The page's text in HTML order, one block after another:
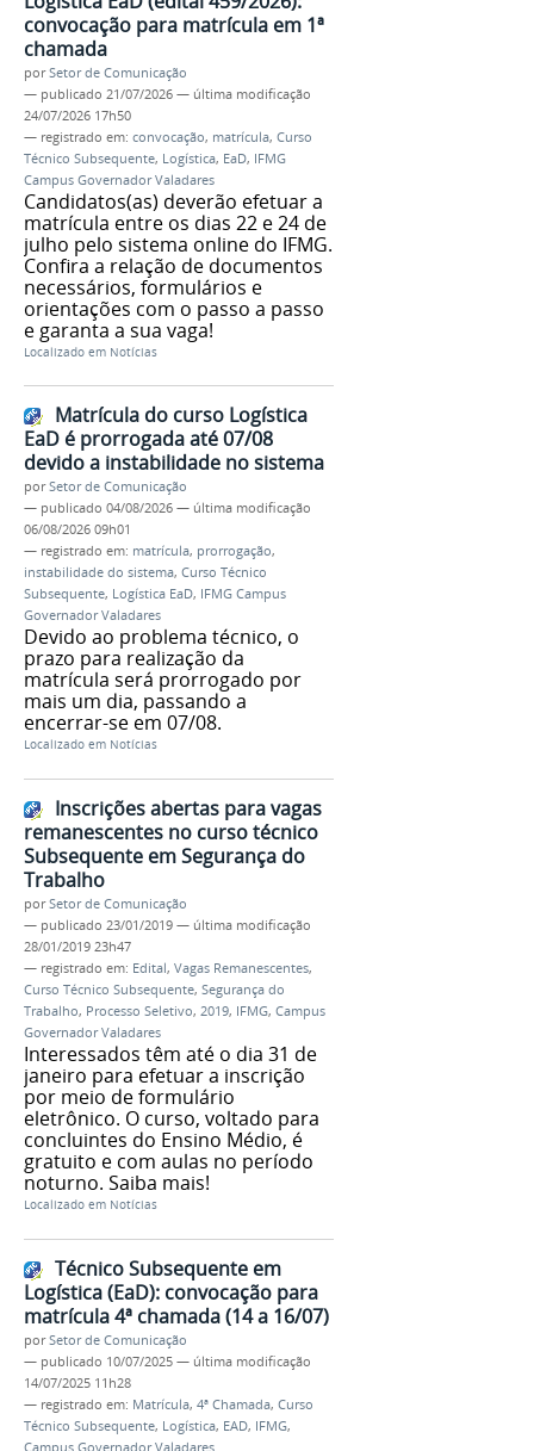
convocação para matrícula em 1ª
chamada
porSetor de Comunicação
— publicado 21/07/2026 — última modificação
24/07/2026 17h50
— registrado em: convocação, matrícula, Curso
Técnico Subsequente, Logística, EaD, IFMG
Campus Governador Valadares
Candidatos(as) deverão efetuar a
matrícula entre os dias 22 e 24 de
julho pelo sistema online do IFMG.
Confira a relação de documentos
necessários, formulários e
orientações com o passo a passo
e garanta a sua vaga!
Localizado em Notícias
Matrícula do curso Logística
EaD é prorrogada até 07/08
devido a instabilidade no sistema
porSetor de Comunicação
— publicado 04/08/2026 — última modificação
06/08/2026 09h01
— registrado em: matrícula, prorrogação,
instabilidade do sistema, Curso Técnico
Subsequente, Logística EaD, IFMG Campus
Governador Valadares
Devido ao problema técnico, o
prazo para realização da
matrícula será prorrogado por
mais um dia, passando a
encerrar-se em 07/08.
Localizado em Notícias
Inscrições abertas para vagas
remanescentes no curso técnico
Subsequente em Segurança do
Trabalho
porSetor de Comunicação
— publicado 23/01/2019 — última modificação
28/01/2019 23h47
— registrado em: Edital, Vagas Remanescentes,
Curso Técnico Subsequente, Segurança do
Trabalho, Processo Seletivo, 2019, IFMG, Campus
Governador Valadares
Interessados têm até o dia 31 de
janeiro para efetuar a inscrição
por meio de formulário
eletrônico. O curso, voltado para
concluintes do Ensino Médio, é
gratuito e com aulas no período
noturno. Saiba mais!
Localizado em Notícias
Técnico Subsequente em
Logística (EaD): convocação para
matrícula 4ª chamada (14 a 16/07)
porSetor de Comunicação
— publicado 10/07/2025 — última modificação
14/07/2025 11h28
— registrado em: Matrícula, 4ª Chamada, Curso
Técnico Subsequente, Logística, EAD, IFMG,
Campus Governador Valadares